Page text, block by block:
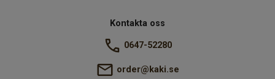
Kontakta oss
0647-52280
order@kaki.se